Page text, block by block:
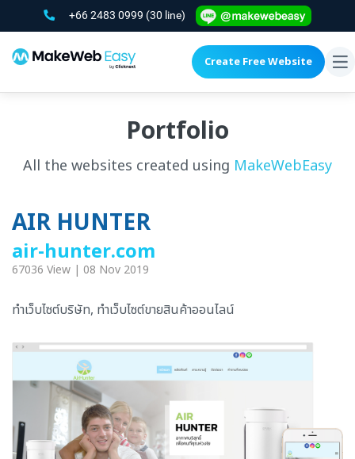
+66 2483 0999 (30 line)
Create Free Website
Portfolio
All the websites created using MakeWebEasy
AIR HUNTER
air-hunter.com
67036 View | 08 Nov 2019
ทำเว็บไซต์บริษัท, ทำเว็บไซต์ขายสินค้าออนไลน์